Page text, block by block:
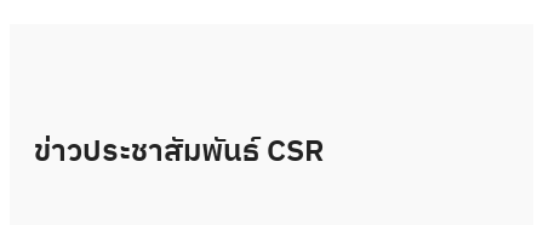
ข่าวประชาสัมพันธ์ CSR